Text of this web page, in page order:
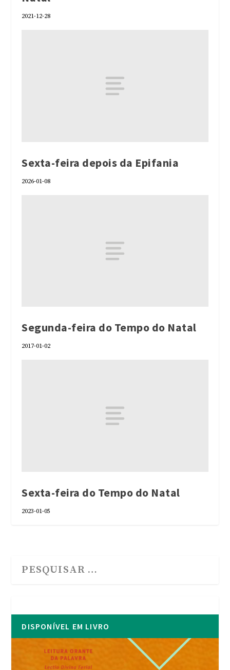
2021-12-28
Sexta-feira depois da Epifania
2026-01-08
Segunda-feira do Tempo do Natal
2017-01-02
Sexta-feira do Tempo do Natal
2023-01-05
DISPONÍVEL EM LIVRO